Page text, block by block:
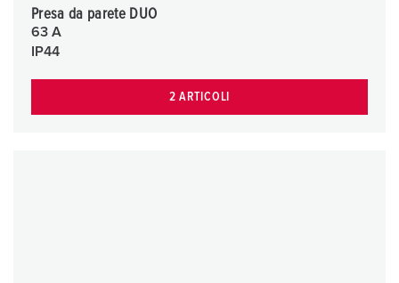
Presa da parete DUO
63 A
IP44
2 ARTICOLI